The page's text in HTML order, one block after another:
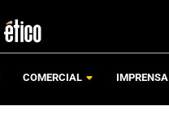
COMERCIAL IMPRENSA